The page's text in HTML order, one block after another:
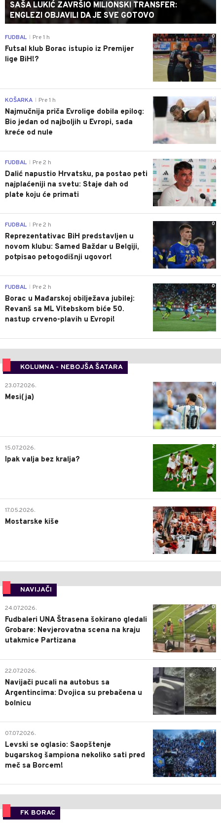
SAŠA LUKIĆ ZAVRŠIO MILIONSKI TRANSFER:
ENGLEZI OBJAVILI DA JE SVE GOTOVO
0
FUDBAL Pre 1 h
Futsal klub Borac istupio iz Premijer
lige BiH!?
0
KOŠARKA Pre 1 h
Najmučnija priča Evrolige dobila epilog:
Bio jedan od najboljih u Evropi, sada
kreće od nule
0
FUDBAL Pre 2 h
Dalić napustio Hrvatsku, pa postao peti
najplaćeniji na svetu: Staje dah od
plate koju će primati
0
FUDBAL Pre 2 h
Reprezentativac BiH predstavljen u
novom klubu: Samed Baždar u Belgiji,
potpisao petogodišnji ugovor!
0
FUDBAL Pre 2 h
Borac u Mađarskoj obilježava jubilej:
Revanš sa ML Vitebskom biće 50.
nastup crveno-plavih u Evropi!
KOLUMNA - NEBOJŠA ŠATARA
0
23.07.2026.
Mesi(ja)
2
15.07.2026.
Ipak valja bez kralja?
0
17.05.2026.
Mostarske kiše
NAVIJAČI
0
24.07.2026.
Fudbaleri UNA Štrasena šokirano gledali
Grobare: Nevjerovatna scena na kraju
utakmice Partizana
0
22.07.2026.
Navijači pucali na autobus sa
Argentincima: Dvojica su prebačena u
bolnicu
1
07.07.2026.
Levski se oglasio: Saopštenje
bugarskog šampiona nekoliko sati pred
meč sa Borcem!
FK BORAC